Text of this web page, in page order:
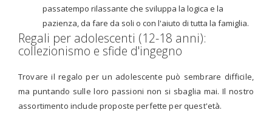
passatempo rilassante che sviluppa la logica e la
pazienza, da fare da soli o con l'aiuto di tutta la famiglia.
Regali per adolescenti (12-18 anni):
collezionismo e sfide d'ingegno
Trovare il regalo per un adolescente può sembrare difficile,
ma puntando sulle loro passioni non si sbaglia mai. Il nostro
assortimento include proposte perfette per quest'età.